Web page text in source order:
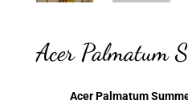
Acer Palmatum
Acer Palmatum